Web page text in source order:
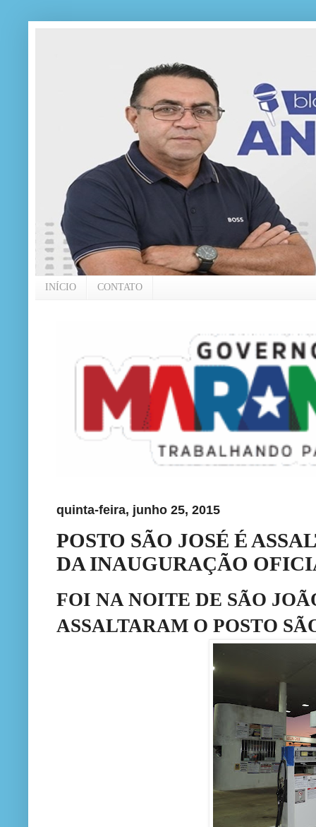
INÍCIO CONTATO
quinta-feira, junho 25, 2015
POSTO SÃO JOSÉ É
DA INAUGURAÇÃO
FOI NA NOITE DE SÃO
ASSALTARAM O POSTO